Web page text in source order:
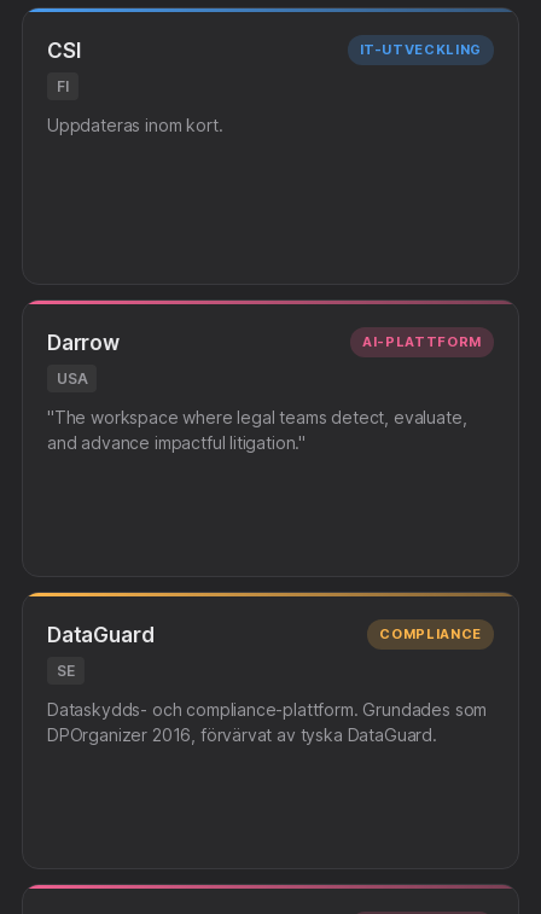
CSI
FI
IT-UTVECKLING
Uppdateras inom kort.
Darrow
USA
AI-PLATTFORM
"The workspace where legal teams detect, evaluate,
and advance impactful litigation."
DataGuard
SE
COMPLIANCE
Dataskydds- och compliance-plattform. Grundades som
DPOrganizer 2016, förvärvat av tyska DataGuard.